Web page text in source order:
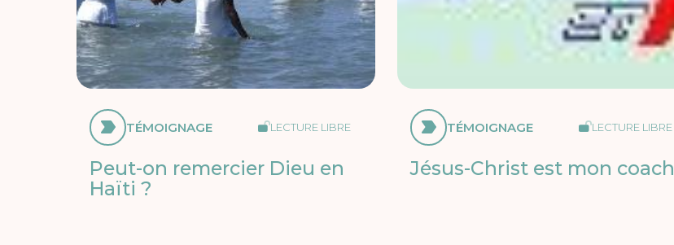
TÉMOIGNAGE LECTURE LIBRE
Peut-on remercier Dieu en
Haïti ?
TÉMOIGNAGE LECTURE LIBRE
Jésus-Christ est mon coach